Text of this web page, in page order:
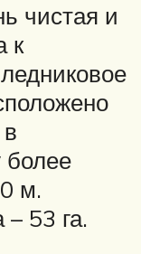
чистая и
к
более
м.
53 га.